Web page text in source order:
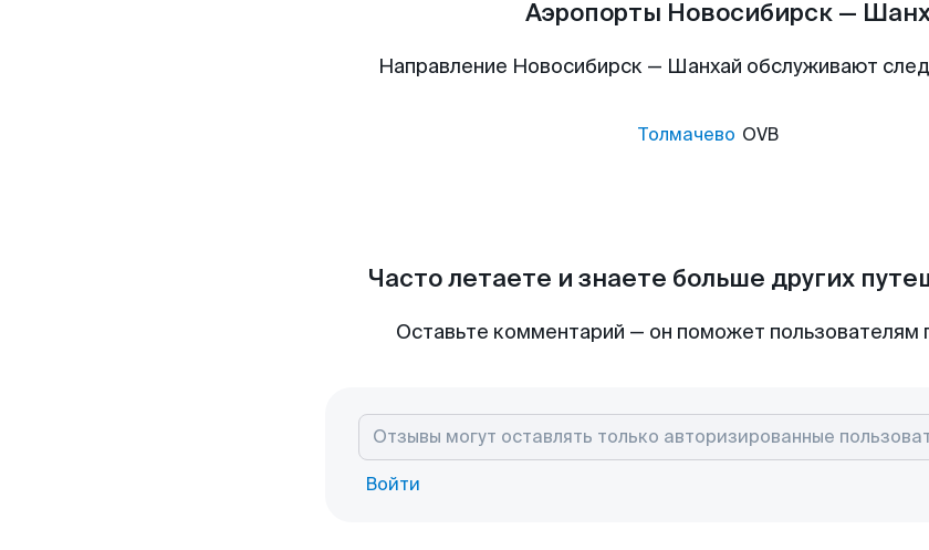
Аэропорты Новосибирск —
Направление Новосибирск — Шанхай обслуживают
Толмачево OVB
Часто летаете и знаете больше других
Оставьте комментарий — он поможет пользователям
Войти